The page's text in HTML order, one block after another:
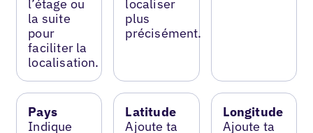
l’étage ou
la suite
pour
faciliter la
localisation.
localiser
plus
précisément.
Pays
Indique
Latitude
Ajoute ta
Longitude
Ajoute ta